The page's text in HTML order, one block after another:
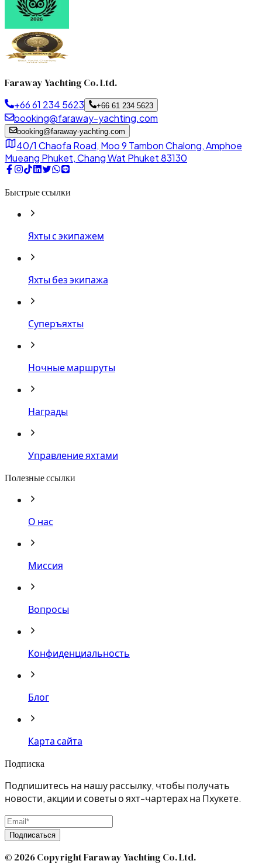
Faraway Yachting Co. Ltd.
+66 61 234 5623 +66 61 234 5623
booking@faraway-yachting.com
booking@faraway-yachting.com
40/1 Chaofa Road, Moo 9 Tambon Chalong, Amphoe
Mueang Phuket, Chang Wat Phuket 83130
Быстрые ссылки
Яхты с экипажем
Яхты без экипажа
Суперъяхты
Ночные маршруты
Награды
Управление яхтами
Полезные ссылки
О нас
Миссия
Вопросы
Конфиденциальность
Блог
Карта сайта
Подписка
Подпишитесь на нашу рассылку, чтобы получать
новости, акции и советы о яхт-чартерах на Пхукете.
Подписаться
© 2026 Copyright Faraway Yachting Co. Ltd.